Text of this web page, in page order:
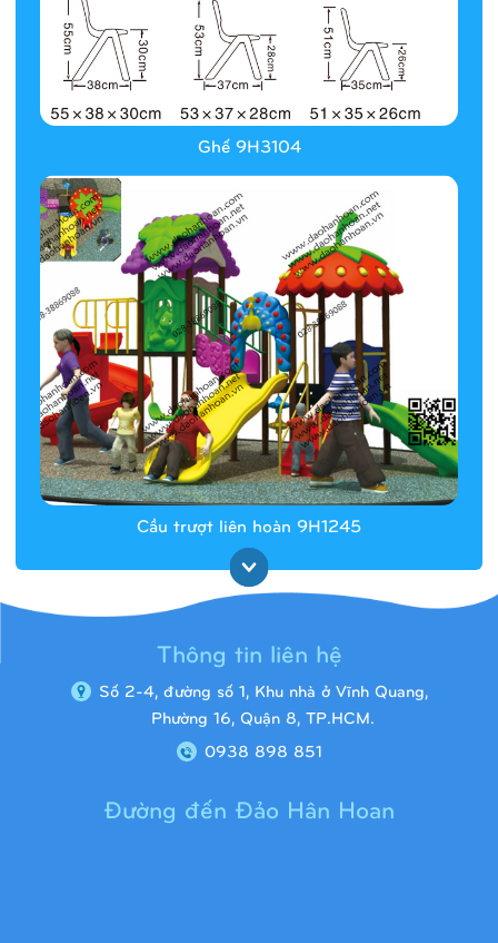
Ghế 9H3104
Cầu trượt liên hoàn 9H1245
Thông tin liên hệ
Số 2-4, đường số 1, Khu nhà ở Vĩnh Quang,
Phường 16, Quận 8, TP.HCM.
0938 898 851
Đường đến Đảo Hân Hoan